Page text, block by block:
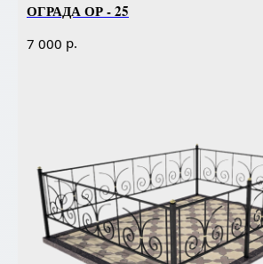
ОГРАДА ОР - 25
7 000 р.